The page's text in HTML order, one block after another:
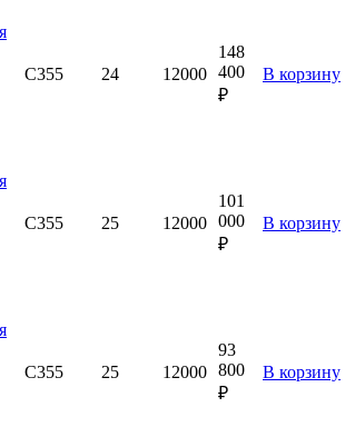
С355 24 12000
148
400
₽
В корзину
С355 25 12000
101
000
₽
В корзину
С355 25 12000
93
800
₽
В корзину